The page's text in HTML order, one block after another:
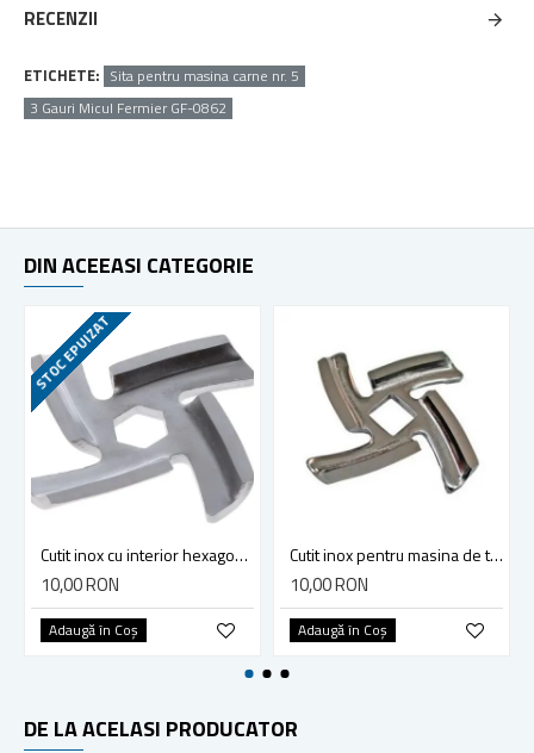
RECENZII
ETICHETE: Sita pentru masina carne nr. 5
3 Gauri Micul Fermier GF-0862
DIN ACEEASI CATEGORIE
STOC EPUIZAT
Cutit inox cu interior hexagon pentru masina electrica de tocat carne, Diametru exterior 45mm
10,00 RON
Adaugă în Coş
Cutit inox pentru masina de tocat electrica, interior patrat, Diametru exterior 45mm
10,00 RON
Adaugă în Coş
DE LA ACELASI PRODUCATOR